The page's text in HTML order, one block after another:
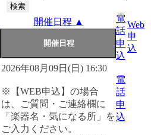
開催日程 ▲
電
話
申
込
Web
申
込
2026年08月09日(日) 16:30
※【WEB申込】の場合
は、ご質問・ご連絡欄に
「楽器名・気になる所」を
ご入力ください。
電
話
申
込